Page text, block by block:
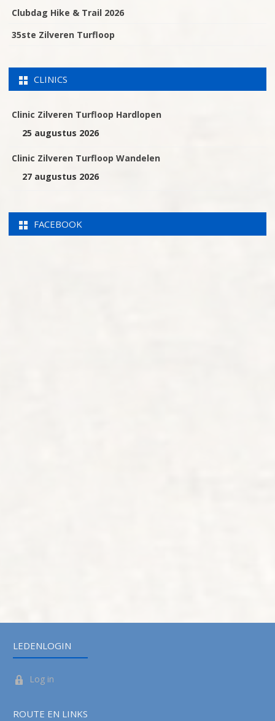
Clubdag Hike & Trail 2026
35ste Zilveren Turfloop
CLINICS
Clinic Zilveren Turfloop Hardlopen
25 augustus 2026
Clinic Zilveren Turfloop Wandelen
27 augustus 2026
FACEBOOK
LEDENLOGIN
Log in
ROUTE EN LINKS